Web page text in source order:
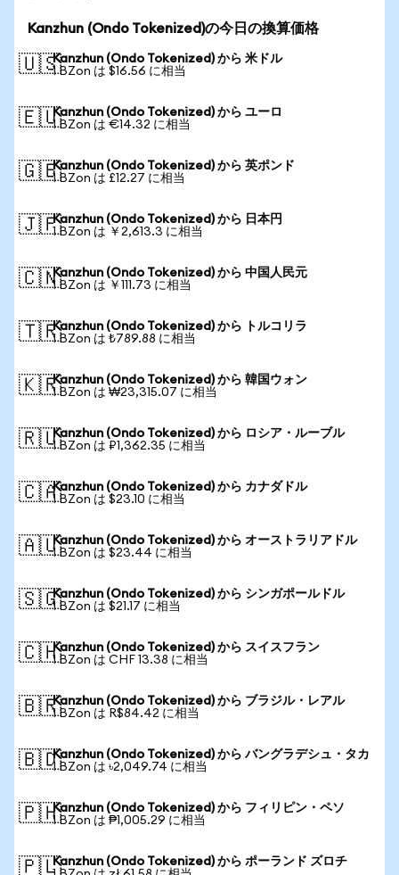
Kanzhun (Ondo Tokenized)の今日の換算価格
🇺🇸Kanzhun (Ondo Tokenized) から 米ドル
1 BZon は $16.56 に相当
🇪🇺Kanzhun (Ondo Tokenized) から ユーロ
1 BZon は €14.32 に相当
🇬🇧Kanzhun (Ondo Tokenized) から 英ポンド
1 BZon は £12.27 に相当
🇯🇵Kanzhun (Ondo Tokenized) から 日本円
1 BZon は ￥2,613.3 に相当
🇨🇳Kanzhun (Ondo Tokenized) から 中国人民元
1 BZon は ￥111.73 に相当
🇹🇷Kanzhun (Ondo Tokenized) から トルコリラ
1 BZon は ₺789.88 に相当
🇰🇷Kanzhun (Ondo Tokenized) から 韓国ウォン
1 BZon は ₩23,315.07 に相当
🇷🇺Kanzhun (Ondo Tokenized) から ロシア・ルーブル
1 BZon は ₽1,362.35 に相当
🇨🇦Kanzhun (Ondo Tokenized) から カナダドル
1 BZon は $23.10 に相当
🇦🇺Kanzhun (Ondo Tokenized) から オーストラリアドル
1 BZon は $23.44 に相当
🇸🇬Kanzhun (Ondo Tokenized) から シンガポールドル
1 BZon は $21.17 に相当
🇨🇭Kanzhun (Ondo Tokenized) から スイスフラン
1 BZon は CHF 13.38 に相当
🇧🇷Kanzhun (Ondo Tokenized) から ブラジル・レアル
1 BZon は R$84.42 に相当
🇧🇩Kanzhun (Ondo Tokenized) から バングラデシュ・タカ
1 BZon は ৳2,049.74 に相当
🇵🇭Kanzhun (Ondo Tokenized) から フィリピン・ペソ
1 BZon は ₱1,005.29 に相当
🇵🇱Kanzhun (Ondo Tokenized) から ポーランド ズロチ